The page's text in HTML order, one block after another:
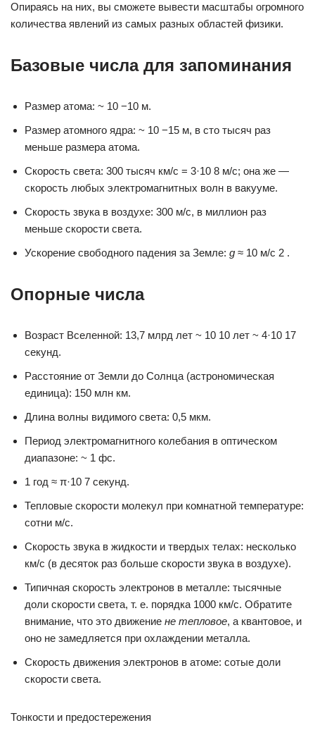
Опираясь на них, вы сможете вывести масштабы огромного
количества явлений из самых разных областей физики.
Базовые числа для запоминания
Размер атома: ~ 10 −10 м.
Размер атомного ядра: ~ 10 −15 м, в сто тысяч раз
меньше размера атома.
Скорость света: 300 тысяч км/с = 3·10 8 м/с; она же —
скорость любых электромагнитных волн в вакууме.
Скорость звука в воздухе: 300 м/с, в миллион раз
меньше скорости света.
Ускорение свободного падения за Земле: g ≈ 10 м/с 2 .
Опорные числа
Возраст Вселенной: 13,7 млрд лет ~ 10 10 лет ~ 4·10 17
секунд.
Расстояние от Земли до Солнца (астрономическая
единица): 150 млн км.
Длина волны видимого света: 0,5 мкм.
Период электромагнитного колебания в оптическом
диапазоне: ~ 1 фс.
1 год ≈ π·10 7 секунд.
Тепловые скорости молекул при комнатной температуре:
сотни м/с.
Скорость звука в жидкости и твердых телах: несколько
км/с (в десяток раз больше скорости звука в воздухе).
Типичная скорость электронов в металле: тысячные
доли скорости света, т. е. порядка 1000 км/с. Обратите
внимание, что это движение не тепловое, а квантовое, и
оно не замедляется при охлаждении металла.
Скорость движения электронов в атоме: сотые доли
скорости света.
Тонкости и предостережения